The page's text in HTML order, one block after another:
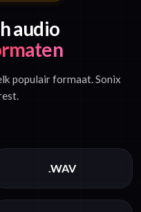
audio
populair formaat. Sonix
.WAV